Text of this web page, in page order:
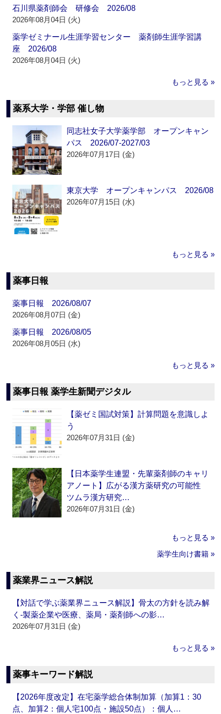
石川県薬剤師会 研修会 2026/08
2026年08月04日 (火)
薬学ゼミナール生涯学習センター 薬剤師生涯学習講
座 2026/08
2026年08月04日 (火)
もっと見る »
薬系大学・学部 催し物
同志社女子大学薬学部 オープンキャン
パス 2026/07-2027/03
2026年07月17日 (金)
東京大学 オープンキャンパス 2026/08
2026年07月15日 (水)
もっと見る »
薬事日報
薬事日報 2026/08/07
2026年08月07日 (金)
薬事日報 2026/08/05
2026年08月05日 (水)
もっと見る »
薬事日報 薬学生新聞デジタル
【薬ゼミ国試対策】計算問題を意識しよ
う
2026年07月31日 (金)
【日本薬学生連盟・先輩薬剤師のキャリ
アノート】広がる漢方薬研究の可能性
ツムラ漢方研究…
2026年07月31日 (金)
もっと見る »
薬学生向け書籍 »
薬業界ニュース解説
【対話で学ぶ薬業界ニュース解説】骨太の方針を読み解
く‐製薬企業や医療、薬局・薬剤師への影…
2026年07月31日 (金)
もっと見る »
薬事キーワード解説
【2026年度改定】在宅薬学総合体制加算（加算1：30
点、加算2：個人宅100点・施設50点）：個人…